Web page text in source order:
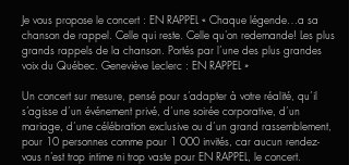
Je vous propose le concert : EN RAPPEL « Chaque légende…a sa
chanson de rappel. Celle qui reste. Celle qu’on redemande! Les plus
grands rappels de la chanson. Portés par l’une des plus grandes
voix du Québec. Geneviève Leclerc : EN RAPPEL »
Un concert sur mesure, pensé pour s’adapter à votre réalité, qu’il
s’agisse d’un événement privé, d’une soirée corporative, d’un
mariage, d’une célébration exclusive ou d’un grand rassemblement,
pour 10 personnes comme pour 1 000 invités, car aucun rendez-
vous n’est trop intime ni trop vaste pour EN RAPPEL, le concert.